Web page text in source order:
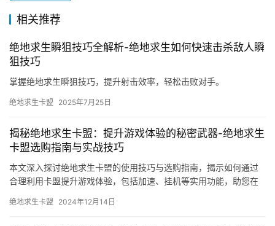
相关推荐
绝地求生瞬狙技巧全解析-绝地求生如何快速击杀敌人瞬
狙技巧
掌握绝地求生瞬狙技巧，提升射击效率，轻松击败对手。
绝地求生卡盟 2025年7月25日
揭秘绝地求生卡盟：提升游戏体验的秘密武器-绝地求生
卡盟选购指南与实战技巧
本文深入探讨绝地求生卡盟的使用技巧与选购指南，揭示如何通过
合理利用卡盟提升游戏体验，包括加速、挂机等实用功能，助您在
绝地求生卡盟 2024年12月14日